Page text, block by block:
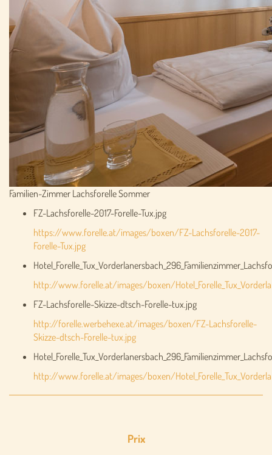
Familien-Zimmer Lachsforelle Sommer
FZ-Lachsforelle-2017-Forelle-Tux.jpg
https://www.forelle.at/images/boxen/FZ-Lachsforelle-2017-
Forelle-Tux.jpg
http://www.forelle.at/images/boxen/
FZ-Lachsforelle-Skizze-dtsch-Forelle-tux.jpg
http://forelle.werbehexe.at/images/boxen/FZ-Lachsforelle-
Skizze-dtsch-Forelle-tux.jpg
http://www.forelle.at/images/boxen/
Prix